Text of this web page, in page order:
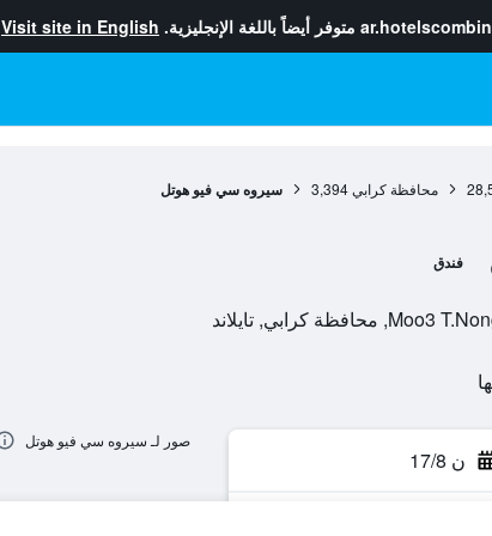
متوفر أيضاً باللغة الإنجليزية. Visit site in English
محافظة كرابي 3,394 سيروه سي فيو هوتل
فندق
ن 17/8
صور لـ سيروه سي فيو هوتل